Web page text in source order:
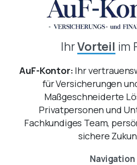
IhrVorteil im
AuF-Kontor: Ihr
für Versicherungen
Maßgeschneiderte
Privatpersonen und
Fachkundiges Team,
sichere
Navigation